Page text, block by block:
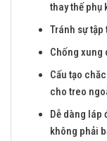
thay thế phụ
Tránh sự
Chống xung
Cấu tạo
cho treo
Dễ dàng láp
không phải